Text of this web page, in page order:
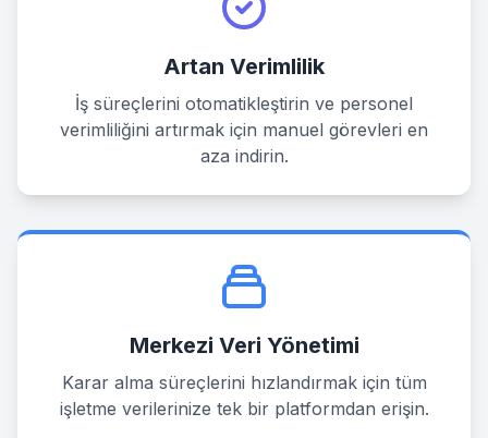
Artan Verimlilik
İş süreçlerini otomatikleştirin ve personel
verimliliğini artırmak için manuel görevleri en
aza indirin.
Merkezi Veri Yönetimi
Karar alma süreçlerini hızlandırmak için tüm
işletme verilerinize tek bir platformdan erişin.